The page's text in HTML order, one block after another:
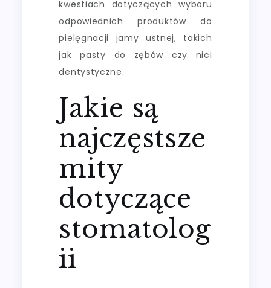
kwestiach dotyczących wyboru
odpowiednich produktów do
pielęgnacji jamy ustnej, takich
jak pasty do zębów czy nici
dentystyczne.
Jakie są
najczęstsze
mity
dotyczące
stomatolog
ii